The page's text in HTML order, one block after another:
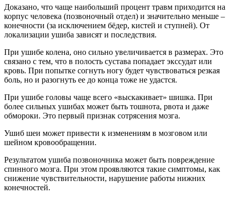
Доказано, что чаще наибольший процент травм приходится на
корпус человека (позвоночный отдел) и значительно меньше –
конечности (за исключением бёдер, кистей и ступней). От
локализации ушиба зависят и последствия.
При ушибе колена, оно сильно увеличивается в размерах. Это
связано с тем, что в полость сустава попадает экссудат или
кровь. При попытке согнуть ногу будет чувствоваться резкая
боль, но и разогнуть ее до конца тоже не удастся.
При ушибе головы чаще всего «выскакивает» шишка. При
более сильных ушибах может быть тошнота, рвота и даже
обмороки. Это первый признак сотрясения мозга.
Ушиб шеи может привести к изменениям в мозговом или
шейном кровообращении.
Результатом ушиба позвоночника может быть повреждение
спинного мозга. При этом проявляются такие симптомы, как
снижение чувствительности, нарушение работы нижних
конечностей.